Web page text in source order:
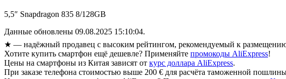
5,5″ Snapdragon 835 8/128GB
Данные обновлены 09.08.2025 15:10:04.
★ — надёжный продавец с высоким рейтингом, рекомендуемый к размещению
Хотите купить смартфон ещё дешевле? Применяйте промокоды AliExpress!
Цены на смартфоны из Китая зависят от курс доллара AliExpress.
При заказе телефона стоимостью выше 200 € для расчёта таможенной